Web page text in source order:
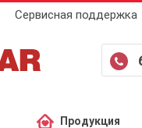
Сервисная поддержка
Продукция